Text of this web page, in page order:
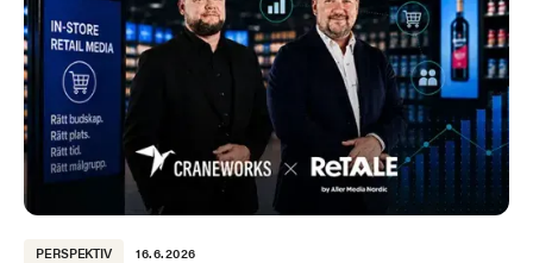
PERSPEKTIV 16.6.2026